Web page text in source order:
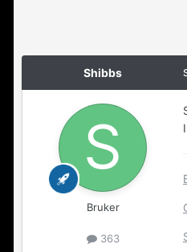
Shibbs
Bruker
363